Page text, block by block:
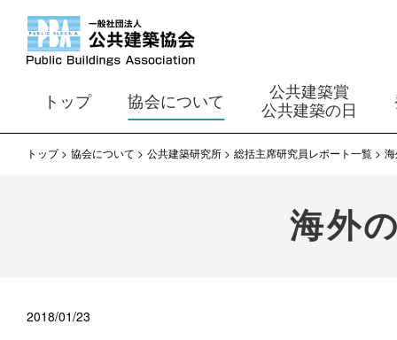
トップ 協会について
公共建築賞
公共建築の日
トップ 協会について 公共建築研究所 総括主席研究員レポート一覧
海外
2018/01/23